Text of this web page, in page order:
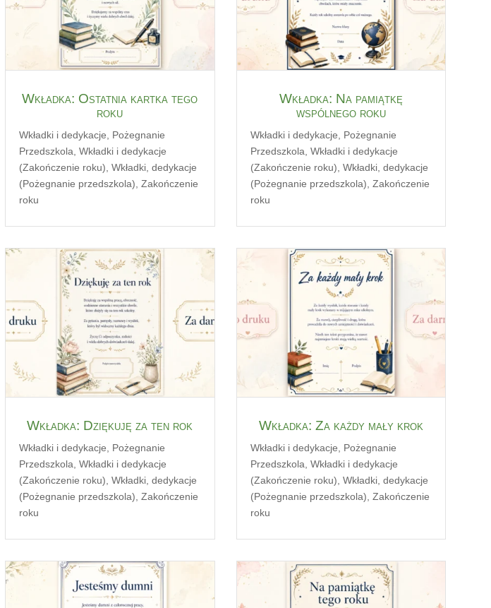
Wkładka: Ostatnia kartka tego
roku
Wkładki i dedykacje
Pożegnanie
Przedszkola ,Wkładki i dedykacje
(Zakończenie roku) ,Wkładki, dedykacje
(Pożegnanie przedszkola) ,Zakończenie
roku
Wkładka: Na pamiątkę
wspólnego roku
Wkładki i dedykacje
Pożegnanie
Przedszkola Wkładki i dedykacje
(Zakończenie roku) Wkładki, dedykacje
(Pożegnanie przedszkola) Zakończenie
roku
Wkładka: Dziękuję za ten rok
Wkładki i dedykacje
Pożegnanie
Przedszkola ,Wkładki i dedykacje
(Zakończenie roku) ,Wkładki, dedykacje
(Pożegnanie przedszkola) ,Zakończenie
roku
Wkładka: Za każdy mały krok
Wkładki i dedykacje
Pożegnanie
Przedszkola Wkładki i dedykacje
(Zakończenie roku) Wkładki, dedykacje
(Pożegnanie przedszkola) Zakończenie
roku